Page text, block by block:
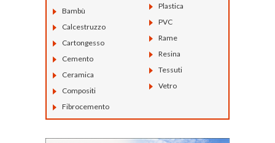
Bambù
Calcestruzzo
Cartongesso
Cemento
Ceramica
Compositi
Fibrocemento
Plastica
PVC
Rame
Resina
Tessuti
Vetro